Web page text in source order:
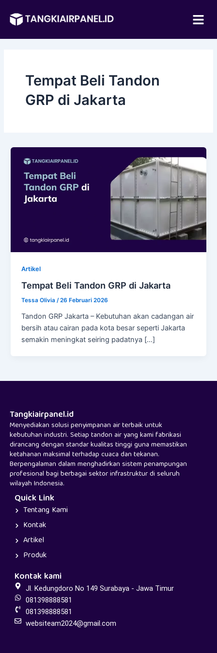
konten
Tempat Beli Tandon
GRP di Jakarta
Artikel
Tempat Beli Tandon GRP di Jakarta
Tessa Olivia/26 Februari 2026
Tandon GRP Jakarta – Kebutuhan akan cadangan air
bersih atau cairan pada kota besar seperti Jakarta
semakin meningkat seiring padatnya […]
Tangkiairpanel.id
Menyediakan solusi penyimpanan air terbaik untuk
kebutuhan industri. Setiap tandon air yang kami fabrikasi
dirancang dengan standar kualitas tinggi guna memastikan
ketahanan maksimal terhadap cuaca dan tekanan.
Berpengalaman dalam menghadirkan sistem penampungan
profesional bagi berbagai sektor infrastruktur di seluruh
wilayah Indonesia.
Quick Link
Tentang Kami
Kontak
Artikel
Produk
Kontak kami
Jl. Kedungdoro No 149 Surabaya - Jawa Timur
081398888581
081398888581
websiteam2024@gmail.com